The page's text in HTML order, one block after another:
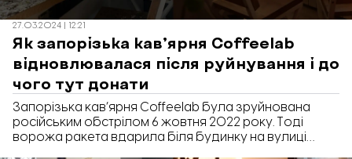
27.03.2024 | 12:21
Як запорізька кав’ярня Coffeelab
відновлювалася після руйнування і до
чого тут донати
Запорізька кав’ярня Coffeelab була зруйнована
російським обстрілом 6 жовтня 2022 року. Тоді
ворожа ракета вдарила біля будинку на вулиці